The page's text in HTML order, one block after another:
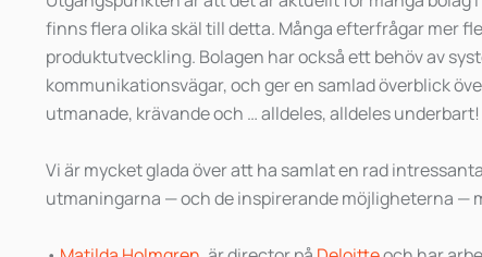
finns flera olika skäl till detta. Många efterfrågar mer
produktutveckling. Bolagen har också ett behöv av
kommunikationsvägar, och ger en samlad överblick
utmanade, krävande och … alldeles, alldeles underbart!
Vi är mycket glada över att ha samlat en rad
utmaningarna — och de inspirerande möjligheterna —